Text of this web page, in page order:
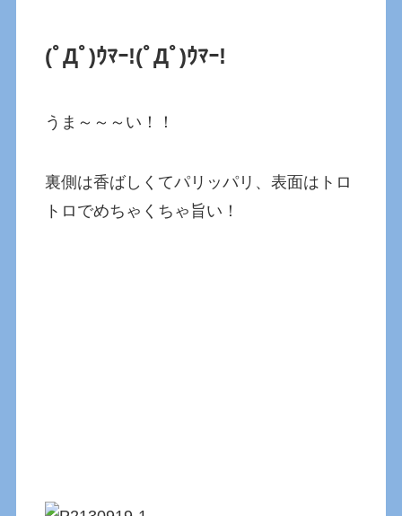
(ﾟДﾟ)ｳﾏｰ!(ﾟДﾟ)ｳﾏｰ!
うま～～～い！！
裏側は香ばしくてパリッパリ、表面はトロ
トロでめちゃくちゃ旨い！